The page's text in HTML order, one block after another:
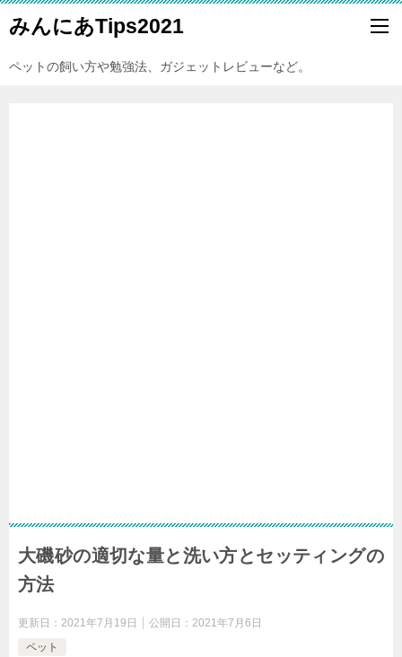
みんにあTips2021
ペットの飼い方や勉強法、ガジェットレビューなど。
大磯砂の適切な量と洗い方とセッティングの
方法
更新日： 2021年7月19日 公開日： 2021年7月6日
ペット